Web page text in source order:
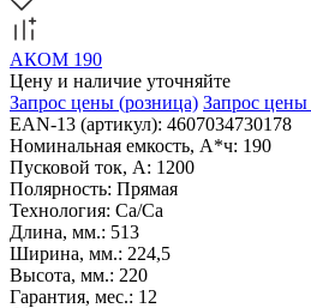
АКОМ 190
Цену и наличие уточняйте
Запрос цены (розница) Запрос цены
EAN-13 (артикул): 4607034730178
Номинальная емкость, А*ч: 190
Пусковой ток, А: 1200
Полярность: Прямая
Технология: Са/Са
Длина, мм.: 513
Ширина, мм.: 224,5
Высота, мм.: 220
Гарантия, мес.: 12